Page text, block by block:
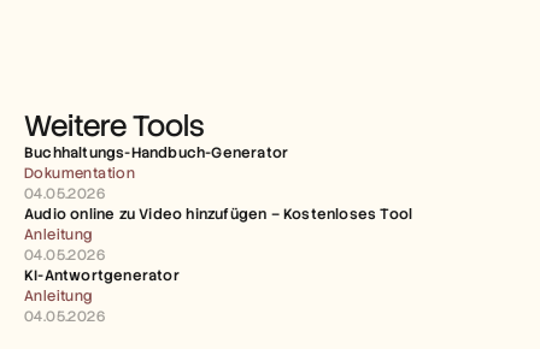
Weitere Tools
Buchhaltungs-Handbuch-Generator
Dokumentation
04.05.2026
Audio online zu Video hinzufügen – Kostenloses Tool
Anleitung
04.05.2026
KI-Antwortgenerator
Anleitung
04.05.2026